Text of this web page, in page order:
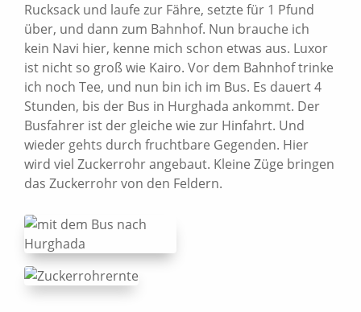
Rucksack und laufe zur Fähre, setzte für 1 Pfund
über, und dann zum Bahnhof. Nun brauche ich
kein Navi hier, kenne mich schon etwas aus. Luxor
ist nicht so groß wie Kairo. Vor dem Bahnhof trinke
ich noch Tee, und nun bin ich im Bus. Es dauert 4
Stunden, bis der Bus in Hurghada ankommt. Der
Busfahrer ist der gleiche wie zur Hinfahrt. Und
wieder gehts durch fruchtbare Gegenden. Hier
wird viel Zuckerrohr angebaut. Kleine Züge bringen
das Zuckerrohr von den Feldern.